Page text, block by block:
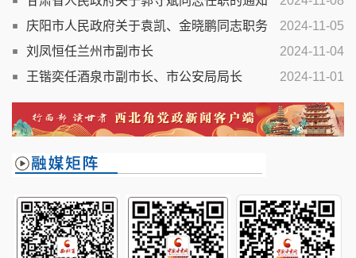
2024-11-05
庆阳市人民政府关于袁凯、金晓鹏同志职务
任免的通知
2024-11-04
刘凤恒任兰州市副市长
2024-11-01
王锴奕任酒泉市副市长、市公安局局长